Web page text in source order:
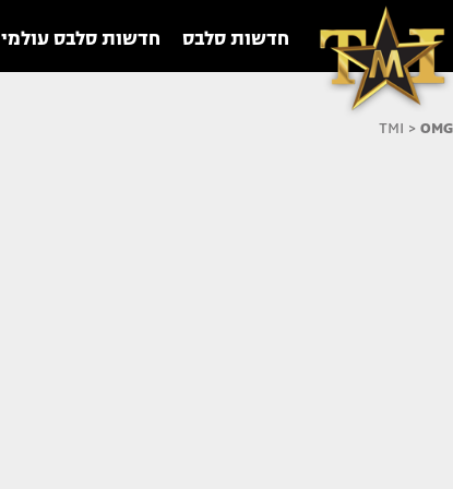
חדשות סלבס חדשות סלבס עולמי
TMI > OMG